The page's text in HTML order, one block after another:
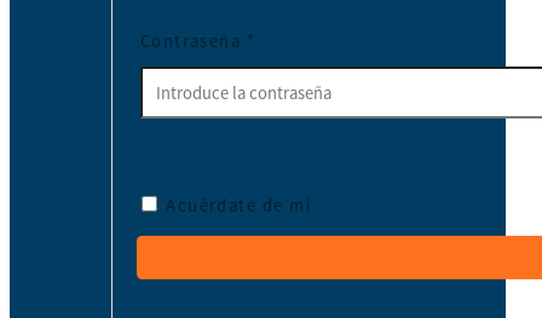
Contraseña *
Acuérdate de mí